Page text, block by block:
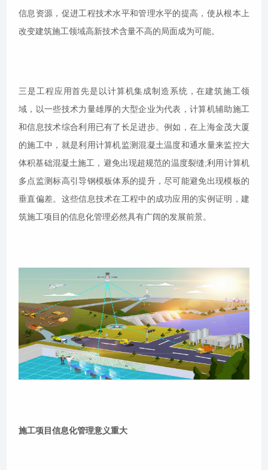
信息资源，促进工程技术水平和管理水平的提高，使从根本上
改变建筑施工领域高新技术含量不高的局面成为可能。
三是工程应用首先是以计算机集成制造系统，在建筑施工领
域，以一些技术力量雄厚的大型企业为代表，计算机辅助施工
和信息技术综合利用已有了长足进步。例如，在上海金茂大厦
的施工中，就是利用计算机监测混凝土温度和通水量来监控大
体积基础混凝土施工，避免出现超规范的温度裂缝;利用计算机
多点监测标高引导钢模板体系的提升，尽可能避免出现模板的
垂直偏差。这些信息技术在工程中的成功应用的实例证明，建
筑施工项目的信息化管理必然具有广阔的发展前景。
施工项目信息化管理意义重大